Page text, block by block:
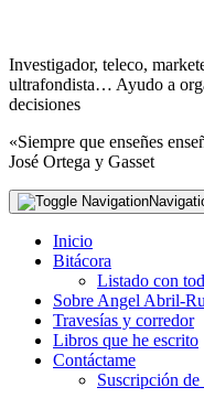
Investigador, teleco,
ultrafondista… Ayudo a
decisiones
«Siempre que enseñes
José Ortega y Gasset
Inicio
Bitácora
Listado con
Sobre Angel Abril-
Travesías y corredor
Libros que he escrito
Contáctame
Suscripción de